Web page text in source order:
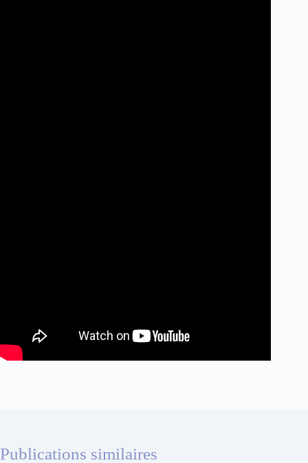
Publications similaires